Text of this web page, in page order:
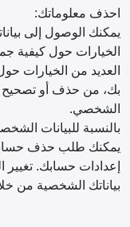
احذف معلوماتك:
يمكنك الوصول إلى
الخيارات حول كيفية
العديد من الخيارات
بك، من حذف أو تصحيح
الشخصي.
بالنسبة للبيانات
يمكنك طلب حذف
إعدادات حسابك. تغيير
بياناتك الشخصية من